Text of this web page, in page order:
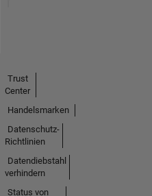
Trust
Center
Handelsmarken
Datenschutz-
Richtlinien
Datendiebstahl
verhindern
Status von